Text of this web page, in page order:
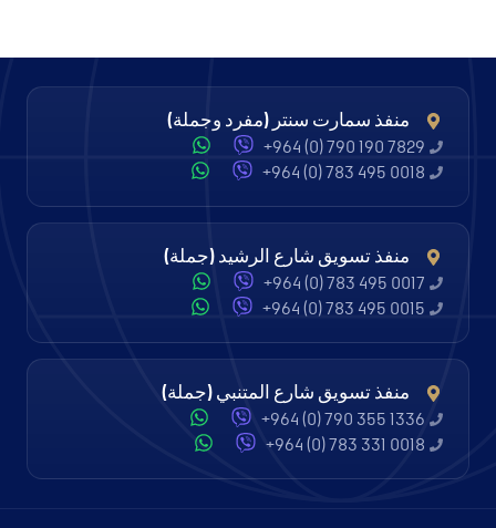
منفذ سمارت سنتر (مفرد وجملة)
+964 (0) 790 190 7829
+964 (0) 783 495 0018
منفذ تسويق شارع الرشيد (جملة)
+964 (0) 783 495 0017
+964 (0) 783 495 0015
منفذ تسويق شارع المتنبي (جملة)
+964 (0) 790 355 1336
+964 (0) 783 331 0018